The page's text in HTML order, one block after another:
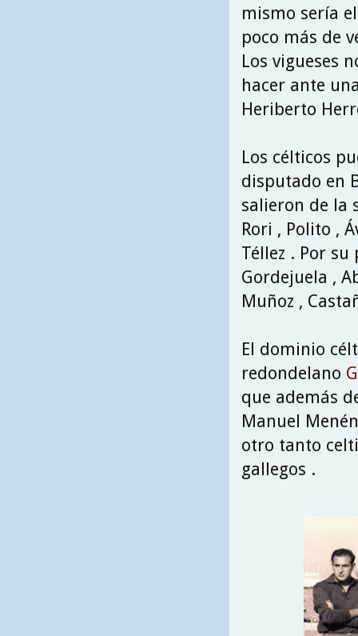
mismo sería
poco más de
Los vigueses
hacer ante
Heriberto
Los célticos
disputado en
salieron de la
Rori , Polito ,
Téllez . Por
Gordejuela ,
Muñoz ,
El dominio
redondelano
que además
Manuel
otro tanto
gallegos .